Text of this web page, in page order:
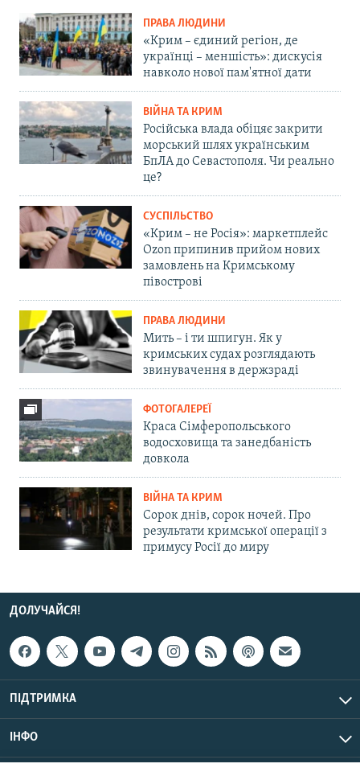
ПРАВА ЛЮДИНИ
«Крим – єдиний регіон, де
українці – меншість»: дискусія
навколо нової пам'ятної дати
ВІЙНА ТА КРИМ
Російська влада обіцяє закрити
морський шлях українським
БпЛА до Севастополя. Чи реально
це?
СУСПІЛЬСТВО
«Крим – не Росія»: маркетплейс
Ozon припинив прийом нових
замовлень на Кримському
півострові
ПРАВА ЛЮДИНИ
Мить – і ти шпигун. Як у
кримських судах розглядають
звинувачення в держзраді
ФОТОГАЛЕРЕЇ
Краса Сімферопольського
водосховища та занедбаність
довкола
ВІЙНА ТА КРИМ
Сорок днів, сорок ночей. Про
результати кримської операції з
примусу Росії до миру
ДОЛУЧАЙСЯ!
ПІДТРИМКА
ІНФО